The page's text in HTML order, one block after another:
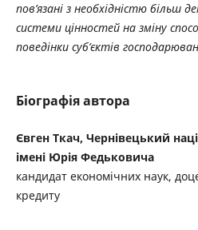
пов’язані з необхідністю більш
системи цінностей на зміну
поведінки суб’єктів
Біографія автора
Євген Ткач, Чернівецький
імені Юрія Федьковича
кандидат економічних наук,
кредиту